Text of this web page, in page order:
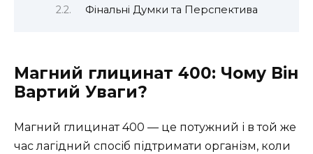
Фінальні Думки та Перспектива
Магний глицинат 400: Чому Він
Вартий Уваги?
Магний глицинат 400 — це потужний і в той же
час лагідний спосіб підтримати організм, коли